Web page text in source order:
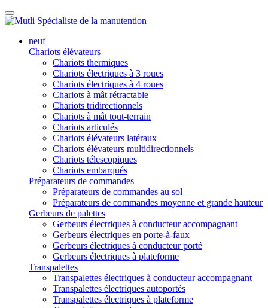
neuf
Chariots élévateurs
Chariots thermiques
Chariots électriques à 3 roues
Chariots électriques à 4 roues
Chariots à mât rétractable
Chariots tridirectionnels
Chariots à mât tout-terrain
Chariots articulés
Chariots élévateurs latéraux
Chariots élévateurs multidirectionnels
Chariots télescopiques
Chariots embarqués
Préparateurs de commandes
Préparateurs de commandes au sol
Préparateurs de commandes moyenne et grande hauteur
Gerbeurs de palettes
Gerbeurs électriques à conducteur accompagnant
Gerbeurs électriques en porte-à-faux
Gerbeurs électriques à conducteur porté
Gerbeurs électriques à plateforme
Transpalettes
Transpalettes électriques à conducteur accompagnant
Transpalettes électriques autoportés
Transpalettes électriques à plateforme